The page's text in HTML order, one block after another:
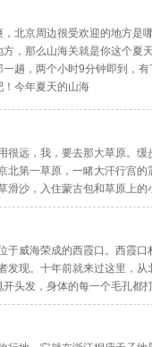
北京周边很受欢迎的地方是
，那么山海关就是你这个夏
趟，两个小时9分钟即到，
今年夏天的山海
很远，我，要去那大草原。
北第一草原，一睹大汗行宫
滑沙，入住蒙古包和草原上的
于威海荣成的西霞口。西霞
发现。十年前就来过这里，
头发，身体的每一个毛孔都